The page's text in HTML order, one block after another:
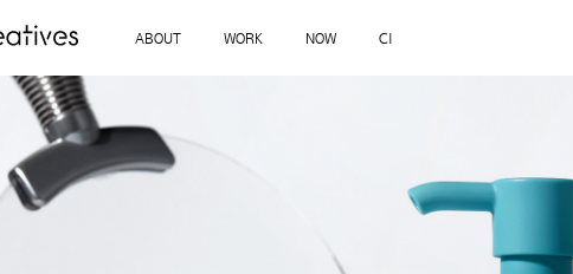
ABOUT WORK NOW CI